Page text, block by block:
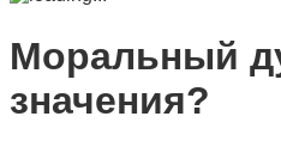
Моральный
значения?